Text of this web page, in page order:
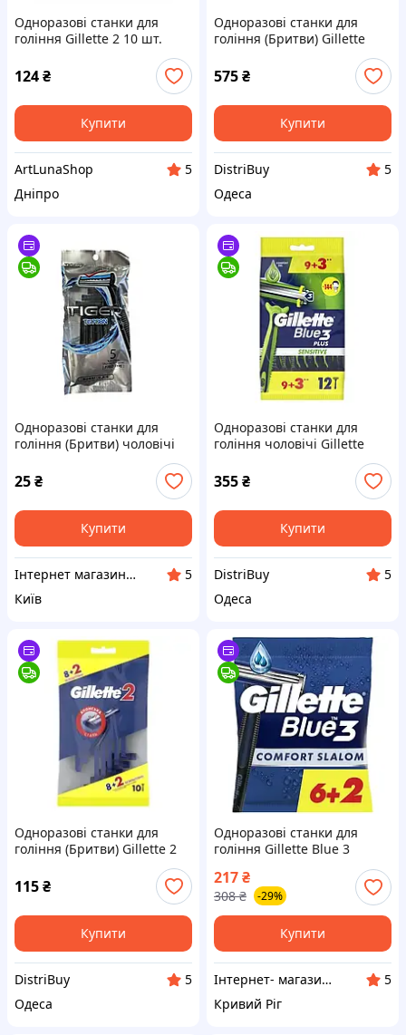
Одноразові станки для
гоління Gillette 2 10 шт.
124₴
Купити
ArtLunaShop
5
Дніпро
Одноразові станки для
гоління (Бритви) Gillette
575₴
Купити
DistriBuy
5
Одеса
Одноразові станки для
гоління (Бритви) чоловічі
Tiger TG708N, змащувальна
смужка (7112)
25₴
Купити
Інтернет магазин REVATORG
5
Київ
Одноразові станки для
гоління чоловічі Gillette
Blue 3 Sensitive c алоє віра
12 шт
355₴
Купити
DistriBuy
5
Одеса
Одноразові станки для
гоління (Бритви) Gillette 2
115₴
Купити
DistriBuy
5
Одеса
Одноразові станки для
гоління Gillette Blue 3
217₴
308 ₴ -29%
Купити
Інтернет- магазин " Товари в Дім"
5
Кривий Ріг